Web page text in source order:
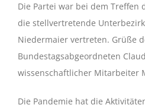
Die Partei war bei dem Treffen
die stellvertretende
Niedermaier vertreten. Grüße
Bundestagsabgeordneten
wissenschaftlicher Mitarbeiter
Die Pandemie hat die